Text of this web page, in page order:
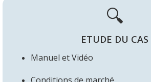
🔍
ETUDE DU CAS
Manuel et Vidéo